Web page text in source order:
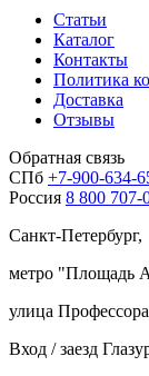
Статьи
Каталог
Контакты
Политика
Доставка
Отзывы
Обратная связь
СПб +7-900-634-
Россия 8 800 707-
Санкт-Петербург,
метро "Площадь
улица
Вход / заезд